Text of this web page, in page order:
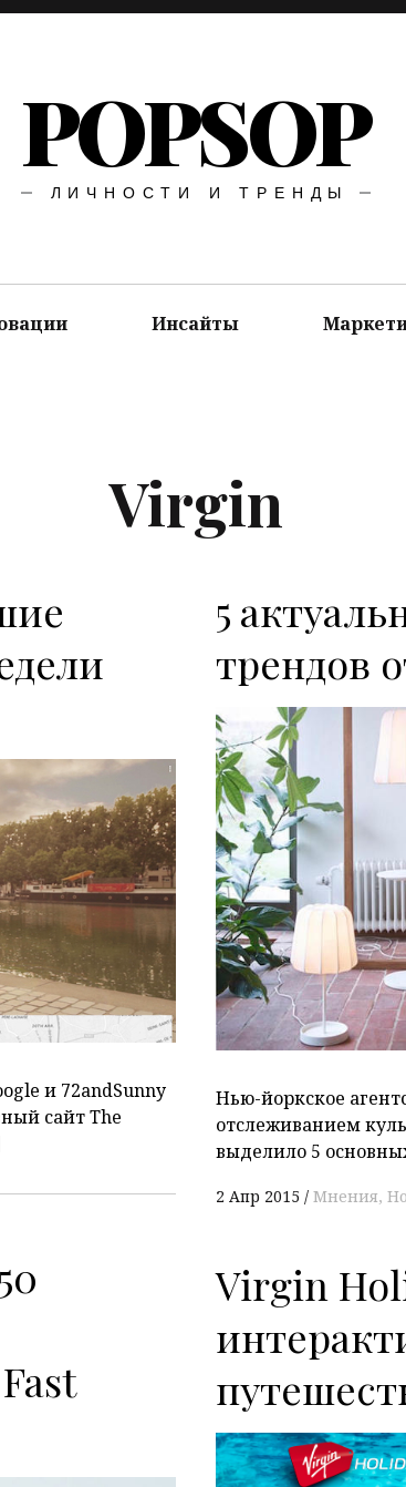
POPSOP
ЛИЧНОСТИ И ТРЕНДЫ
Инсайты
Virgin
и 72andSunny
сайт The
5
трендов
Нью-йоркское
отслеживанием
выделило 5
2 Апр 2015 Мнения
Virgin